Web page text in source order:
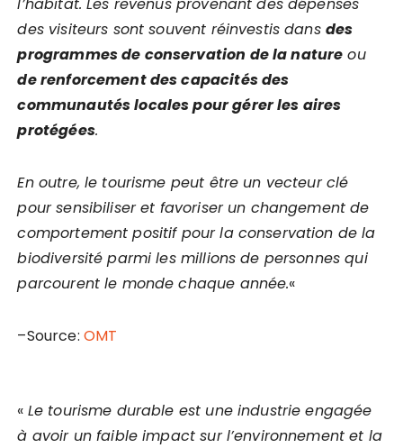
des visiteurs sont souvent réinvestis dans des
programmes de conservation de la nature ou
de renforcement des capacités des
communautés locales pour gérer les aires
protégées.
En outre, le tourisme peut être un vecteur clé
pour sensibiliser et favoriser un changement de
comportement positif pour la conservation de la
biodiversité parmi les millions de personnes qui
parcourent le monde chaque année.«
–Source: OMT
« Le tourisme durable est une industrie engagée
à avoir un faible impact sur l’environnement et la